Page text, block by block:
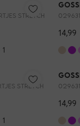
STRETCH
14,99
STRETCH
14,99